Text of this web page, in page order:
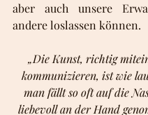
aber auch unsere
andere loslassen können.
„Die Kunst, richtig
kommunizieren, ist wie
man fällt so oft auf die
liebevoll an der Hand